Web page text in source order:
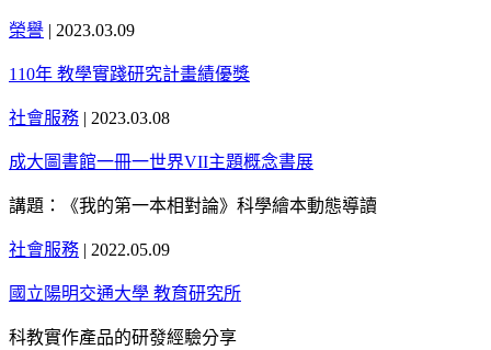
榮譽 | 2023.03.09
110年 教學實踐研究計畫績優獎
社會服務 | 2023.03.08
成大圖書館一冊一世界VII主題概念書展
講題：《我的第一本相對論》科學繪本動態導讀
社會服務 | 2022.05.09
國立陽明交通大學 教育研究所
科教實作產品的研發經驗分享